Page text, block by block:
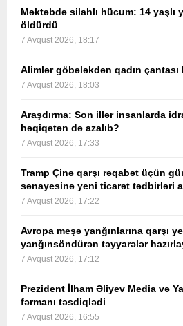
Məktəbdə silahlı hücum: 14 yaşlı
öldürdü
7 Avqust 2026, 18:17
Alimlər göbələkdən qadın çantası
7 Avqust 2026, 18:03
Araşdırma: Son illər insanlarda
həqiqətən də azalıb?
7 Avqust 2026, 17:33
Tramp Çinə qarşı rəqabət üçün
sənayesinə yeni ticarət tədbirləri
7 Avqust 2026, 17:22
Avropa meşə yanğınlarına qarşı
yanğınsöndürən təyyarələr
7 Avqust 2026, 17:12
Prezident İlham Əliyev Media və
fərmanı təsdiqlədi
7 Avqust 2026, 16:55